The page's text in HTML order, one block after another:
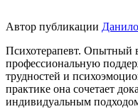
Автор публикации
Психотерапевт. Опытный
профессиональную
трудностей и
практике она сочетает
индивидуальным